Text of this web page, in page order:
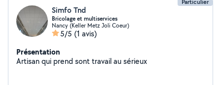
Particulier
Simfo Tnd
Bricolage et multiservices
Nancy (Keller Metz Joli Coeur)
5/5 (1 avis)
Présentation
Artisan qui prend sont travail au sérieux